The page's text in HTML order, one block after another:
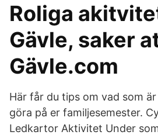
Roliga
Gävle, saker
Gävle.com
Här får du tips om vad som
göra på er familjesemester.
Ledkartor Aktivitet Under